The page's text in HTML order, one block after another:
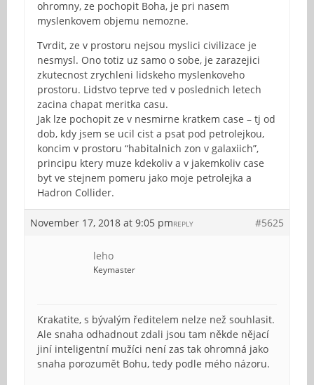
ohromny, ze pochopit Boha, je pri nasem
myslenkovem objemu nemozne.
Tvrdit, ze v prostoru nejsou myslici civilizace je
nesmysl. Ono totiz uz samo o sobe, je zarazejici
zkutecnost zrychleni lidskeho myslenkoveho
prostoru. Lidstvo teprve ted v poslednich letech
zacina chapat meritka casu.
Jak lze pochopit ze v nesmirne kratkem case – tj od
dob, kdy jsem se ucil cist a psat pod petrolejkou,
koncim v prostoru “habitalnich zon v galaxiich”,
principu ktery muze kdekoliv a v jakemkoliv case
byt ve stejnem pomeru jako moje petrolejka a
Hadron Collider.
November 17, 2018 at 9:05 pm #5625
REPLY
leho
Keymaster
Krakatite, s bývalým ředitelem nelze než souhlasit.
Ale snaha odhadnout zdali jsou tam někde nějací
jiní inteligentní mužíci není zas tak ohromná jako
snaha porozumět Bohu, tedy podle mého názoru.